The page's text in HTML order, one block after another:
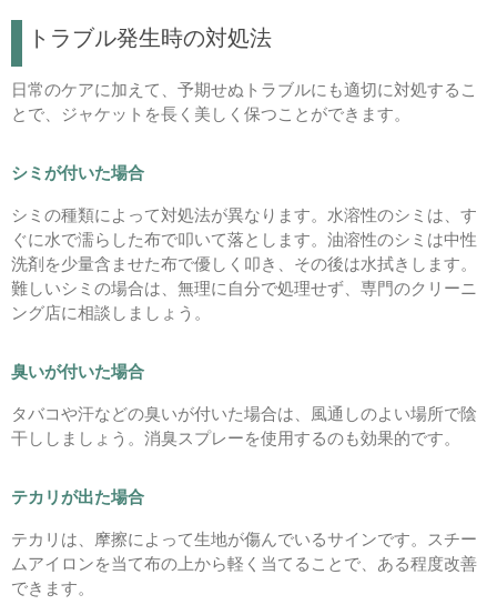
トラブル発生時の対処法
日常のケアに加えて、予期せぬトラブルにも適切に対処するこ
とで、ジャケットを長く美しく保つことができます。
シミが付いた場合
シミの種類によって対処法が異なります。水溶性のシミは、す
ぐに水で濡らした布で叩いて落とします。油溶性のシミは中性
洗剤を少量含ませた布で優しく叩き、その後は水拭きします。
難しいシミの場合は、無理に自分で処理せず、専門のクリーニ
ング店に相談しましょう。
臭いが付いた場合
タバコや汗などの臭いが付いた場合は、風通しのよい場所で陰
干ししましょう。消臭スプレーを使用するのも効果的です。
テカリが出た場合
テカリは、摩擦によって生地が傷んでいるサインです。スチー
ムアイロンを当て布の上から軽く当てることで、ある程度改善
できます。